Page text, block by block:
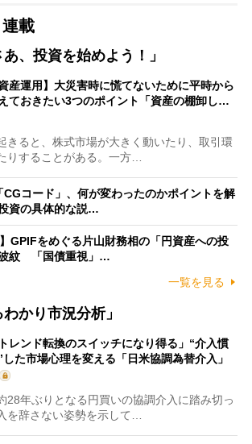
載
、投資を始めよう！」
資産運用】大災害時に慌てないために平時から
ておきたい3つのポイント「資産の棚卸し…
ると、株式市場が大きく動いたり、取引環
りすることがある。一方…
コード」、何が変わったのかポイントを解
資の具体的な説…
GPIFをめぐる片山財務相の「円資産への投
紋 「国債重視」…
一覧を見る
かり市況分析」
トレンド転換のスイッチになり得る」“介入慣
した市場心理を変える「日米協調為替介入」
年ぶりとなる円買いの協調介入に踏み切っ
を辞さない姿勢を示して…